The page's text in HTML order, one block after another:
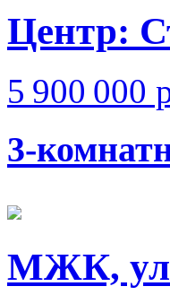
Центр:
5 900 000
3-
МЖК,